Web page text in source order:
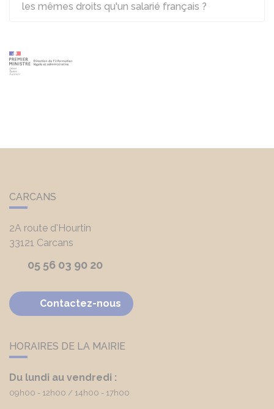
les mêmes droits qu'un salarié français ?
CARCANS
2A route d'Hourtin
33121 Carcans
05 56 03 90 20
Contactez-nous
HORAIRES DE LA MAIRIE
Du lundi au vendredi :
09h00 - 12h00 14h00 - 17h00